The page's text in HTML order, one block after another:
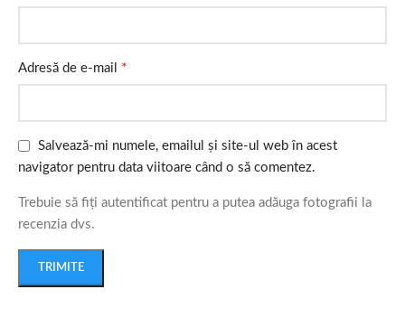
Adresă de e-mail *
Salvează-mi numele, emailul și site-ul web în acest
navigator pentru data viitoare când o să comentez.
Trebuie să fiți autentificat pentru a putea adăuga fotografii la
recenzia dvs.